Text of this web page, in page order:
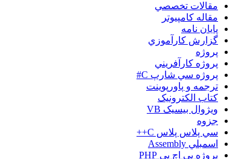
مقالات تخصصي
مقاله کامپیوتر
پایان نامه
گزارش کارآموزي
پروژه
پروژه کارآفريني
پروژه سي شارپ C#
ترجمه و پاورپوينت
کتاب الکترونيک
ويژوال بيسيک VB
جزوه
سي پلاس پلاس C++
اسمبلي Assembly
پروژه پي اچ پي PHP